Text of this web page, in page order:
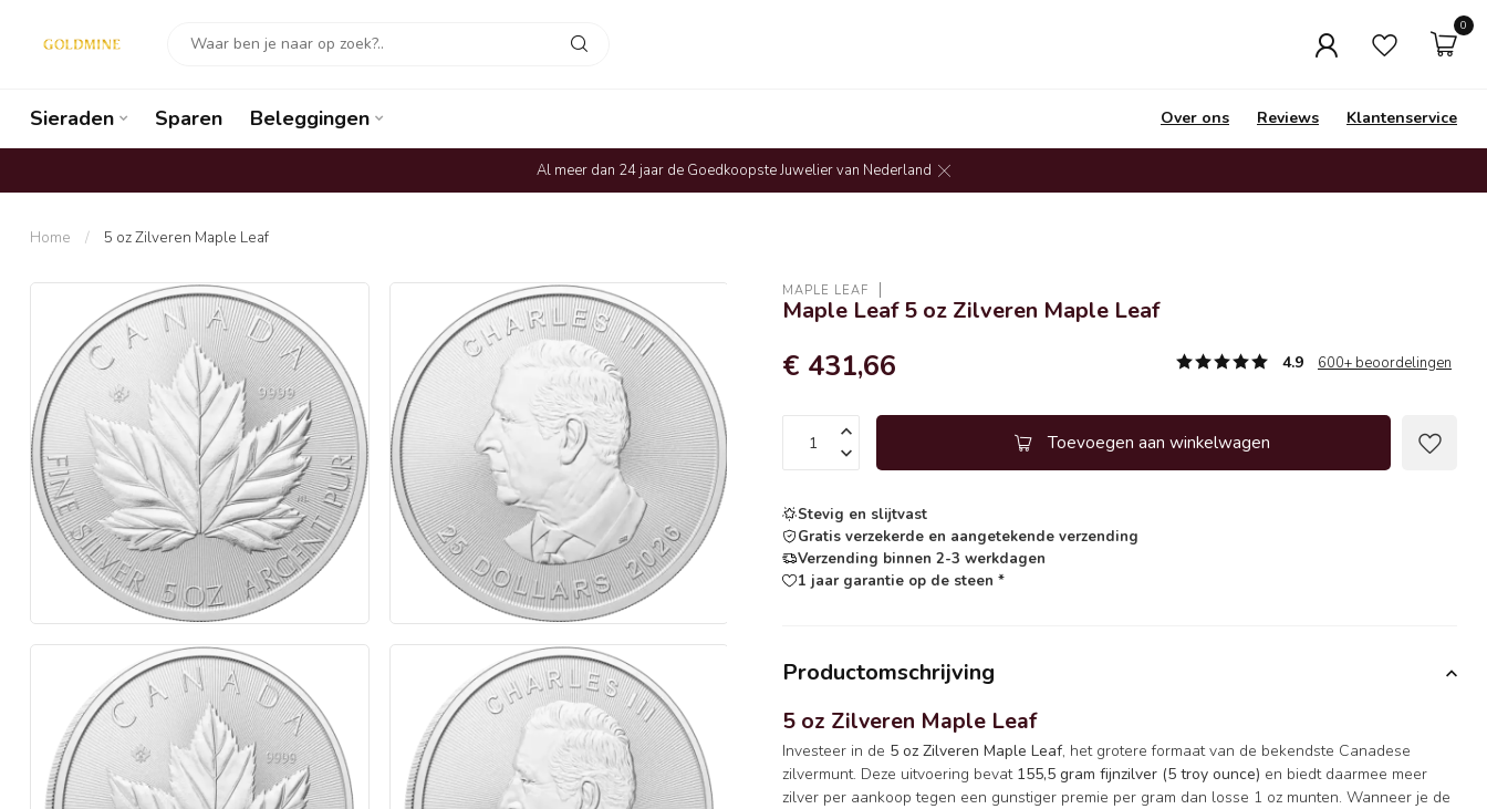
0
Sieraden Sparen Beleggingen Over ons Reviews Klantenservice
Al meer dan 24 jaar de Goedkoopste Juwelier van Nederland
Home / 5 oz Zilveren Maple Leaf
MAPLE LEAF
Maple Leaf 5 oz Zilveren Maple Leaf
€ 431,66 4.9 600+ beoordelingen
Toevoegen aan winkelwagen
Stevig en slijtvast
Gratis verzekerde en aangetekende verzending
Verzending binnen 2-3 werkdagen
1 jaar garantie op de steen *
Productomschrijving
5 oz Zilveren Maple Leaf
Investeer in de 5 oz Zilveren Maple Leaf, het grotere formaat van de bekendste Canadese
zilvermunt. Deze uitvoering bevat 155,5 gram fijnzilver (5 troy ounce) en biedt daarmee meer
zilver per aankoop tegen een gunstiger premie per gram dan losse 1 oz munten. Wanneer je de